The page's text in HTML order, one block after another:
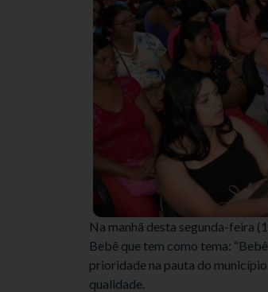
Na manhã desta segunda-feira
Bebê que tem como tema:
prioridade na pauta do
qualidade.